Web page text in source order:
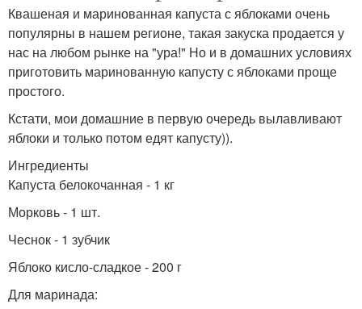
Квашеная и маринованная капуста с яблоками очень
популярны в нашем регионе, такая закуска продается у
нас на любом рынке на "ура!" Но и в домашних условиях
приготовить маринованную капусту с яблоками проще
простого.
Кстати, мои домашние в первую очередь вылавливают
яблоки и только потом едят капусту)).
Ингредиенты
Капуста белокочанная - 1 кг
Морковь - 1 шт.
Чеснок - 1 зубчик
Яблоко кисло-сладкое - 200 г
Для маринада: